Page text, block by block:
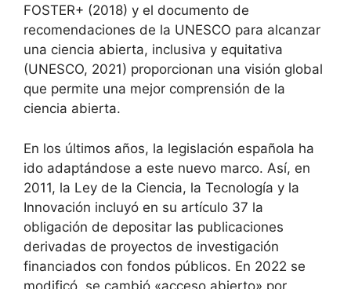
FOSTER+ (2018) y el documento de
recomendaciones de la UNESCO para alcanzar
una ciencia abierta, inclusiva y equitativa
(UNESCO, 2021) proporcionan una visión global
que permite una mejor comprensión de la
ciencia abierta.
En los últimos años, la legislación española ha
ido adaptándose a este nuevo marco. Así, en
2011, la Ley de la Ciencia, la Tecnología y la
Innovación incluyó en su artículo 37 la
obligación de depositar las publicaciones
derivadas de proyectos de investigación
financiados con fondos públicos. En 2022 se
modificó, se cambió «acceso abierto» por